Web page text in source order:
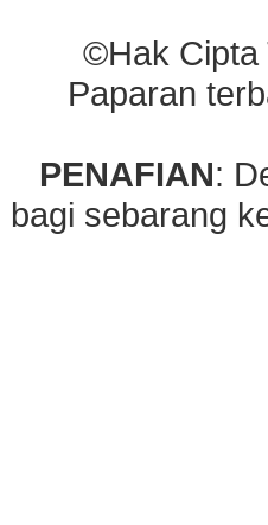
©Hak Cipta
Paparan
PENAFIAN:
bagi sebarang